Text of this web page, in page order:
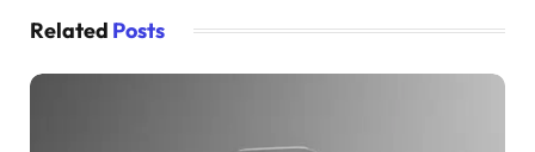
Related Posts